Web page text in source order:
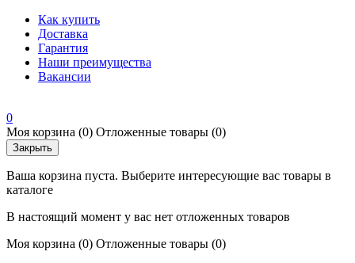
Как купить
Доставка
Гарантия
Наши преимущества
Вакансии
0
Моя корзина (0) Отложенные товары (0)
Закрыть
Ваша корзина пуста. Выберите интересующие вас товары в
каталоге
В настоящий момент у вас нет отложенных товаров
Моя корзина (0) Отложенные товары (0)